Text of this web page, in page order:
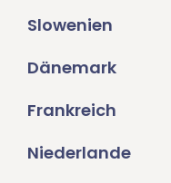
Slowenien
Dänemark
Frankreich
Niederlande